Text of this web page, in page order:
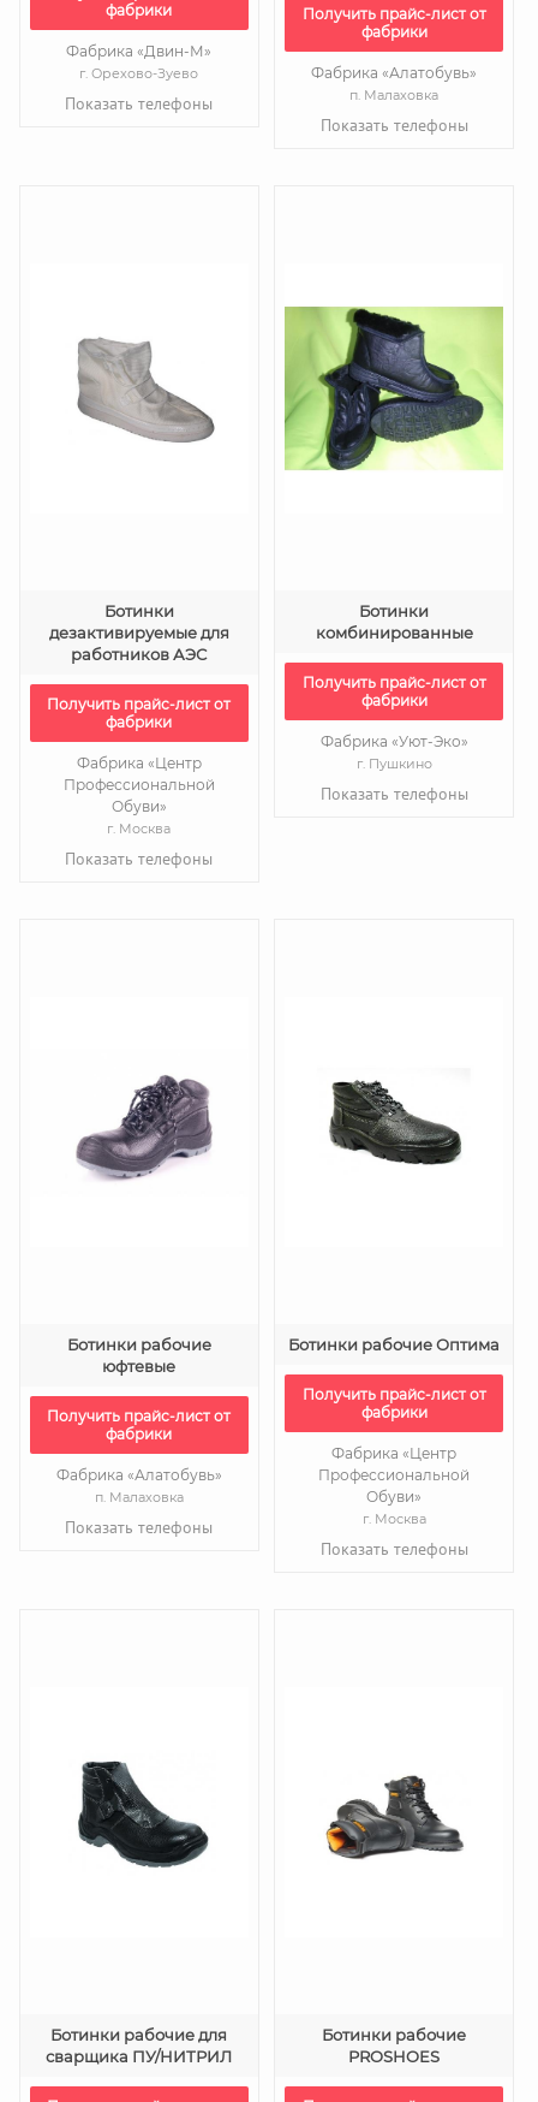
фабрики
Фабрика «Двин-М»
г. Орехово-Зуево
Показать телефоны
Получить прайс-лист от
фабрики
Фабрика «Алатобувь»
п. Малаховка
Показать телефоны
Ботинки
дезактивируемые для
работников АЭС
Получить прайс-лист от
фабрики
Фабрика «Центр
Профессиональной
Обуви»
г. Москва
Показать телефоны
Ботинки
комбинированные
Получить прайс-лист от
фабрики
Фабрика «Уют-Эко»
г. Пушкино
Показать телефоны
Ботинки рабочие
юфтевые
Получить прайс-лист от
фабрики
Фабрика «Алатобувь»
п. Малаховка
Показать телефоны
Ботинки рабочие Оптима
Получить прайс-лист от
фабрики
Фабрика «Центр
Профессиональной
Обуви»
г. Москва
Показать телефоны
Ботинки рабочие для
сварщика ПУ/НИТРИЛ
Ботинки рабочие
PROSHOES